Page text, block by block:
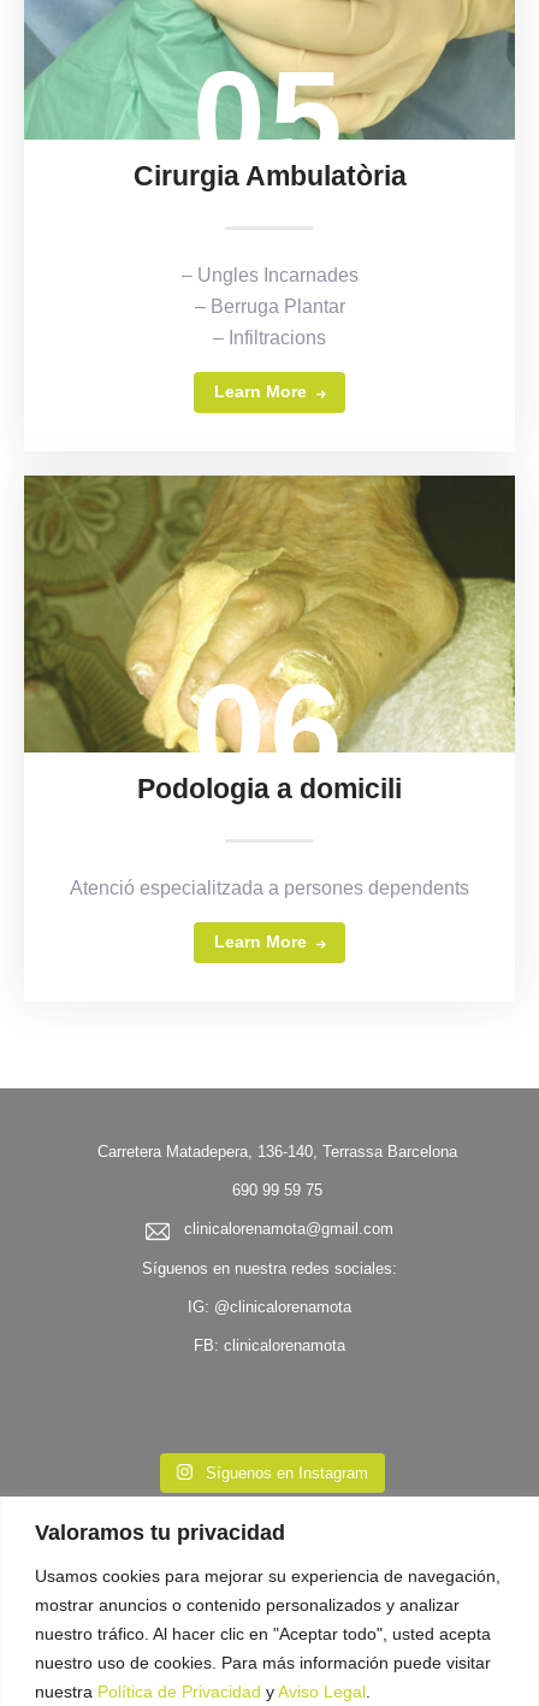
Valoramos tu privacidad
Usamos cookies para mejorar su experiencia de navegación,
mostrar anuncios o contenido personalizados y analizar
nuestro tráfico. Al hacer clic en "Aceptar todo", usted acepta
nuestro uso de cookies. Para más información puede visitar
nuestra Política de Privacidad yAviso Legal
05
Cirurgia Ambulatòria
– Ungles Incarnades
– Berruga Plantar
– Infiltracions
Learn More
06
Podologia a domicili
Atenció especialitzada a persones dependents
Learn More
Carretera Matadepera, 136-140, Terrassa Barcelona
690 99 59 75
clinicalorenamota@gmail.com
Síguenos en nuestra redes sociales:
IG: @clinicalorenamota
FB: clinicalorenamota
Síguenos en Instagram